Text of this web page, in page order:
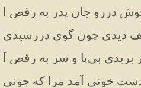
دررو جان پدر به رقص آ
دیدی چون گوی دررسیدی
بی‌پا و سر به رقص آ
خونی آمد مرا که چونی